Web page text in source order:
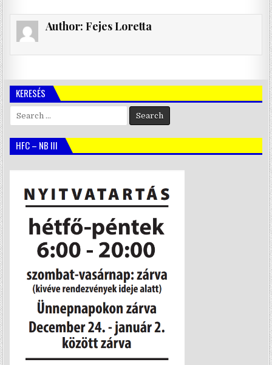
Author: Fejes Loretta
KERESÉS
Search
for:
HFC – NB III